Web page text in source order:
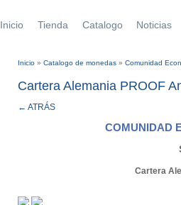
Inicio Tienda Catalogo Noticias
Inicio » Catalogo de monedas » Comunidad
Cartera Alemania PROOF
← ATRÁS
COMUNIDAD
Cartera